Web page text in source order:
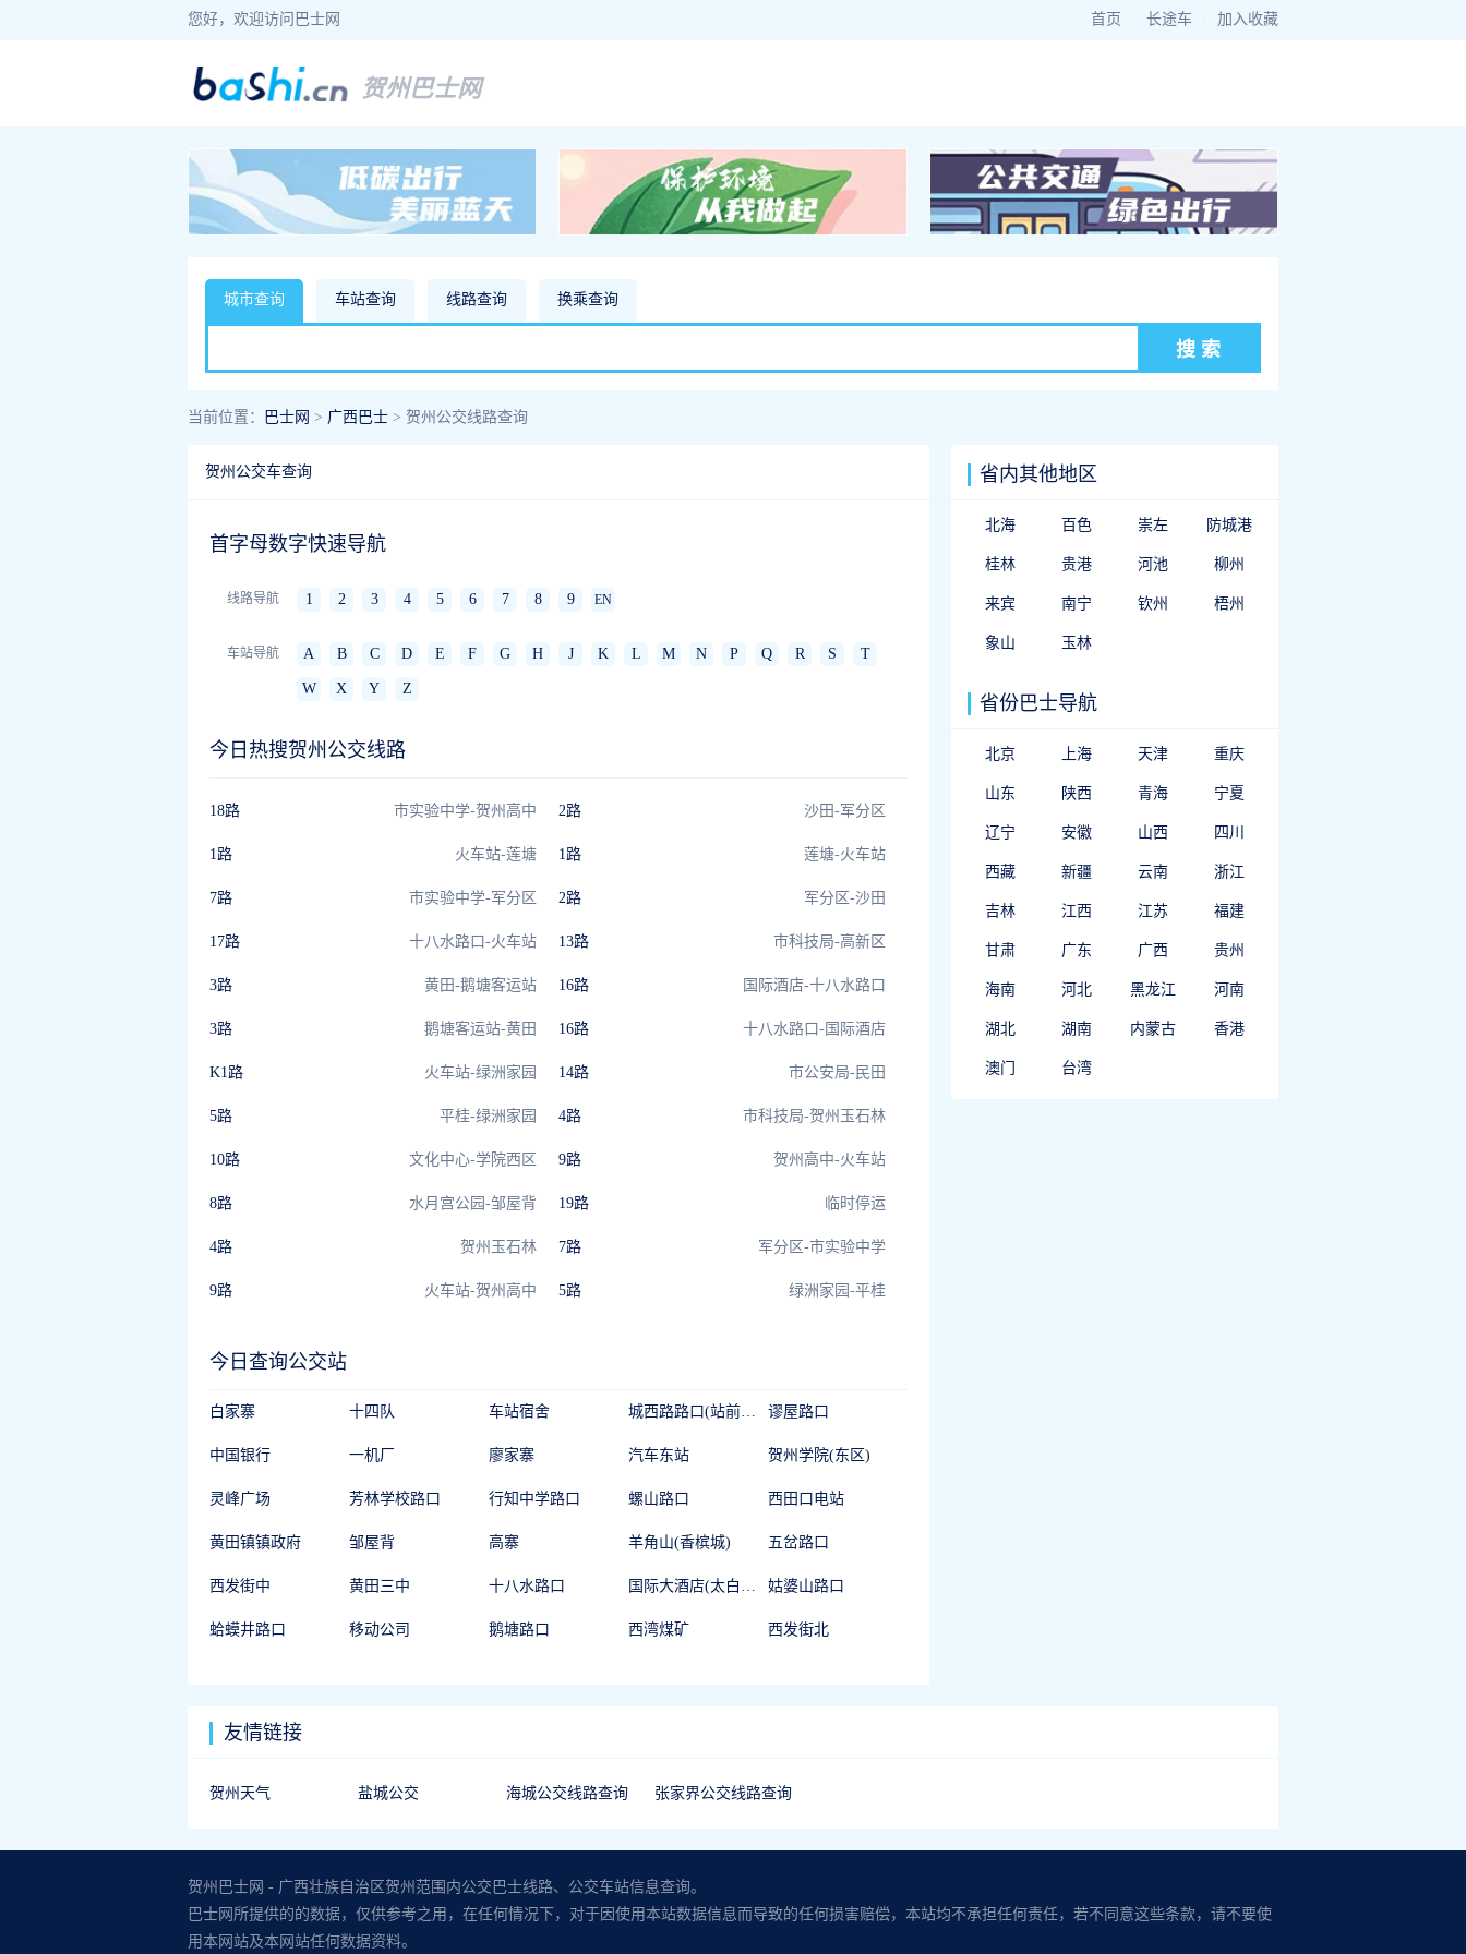
您好，欢迎访问巴士网 首页 长途车 加入收藏
贺州巴士网
城市查询 车站查询 线路查询 换乘查询
当前位置： 巴士网 > 广西巴士 > 贺州公交线路查询
贺州公交车查询
首字母数字快速导航
线路导航 1 2 3 4 5 6 7 8 9 EN
车站导航 A B C D E F G H J K L M N P Q R S T
W X Y Z
今日热搜贺州公交线路
18路 市实验中学-贺州高中 2路 沙田-军分区
1路 火车站-莲塘 1路 莲塘-火车站
7路 市实验中学-军分区 2路 军分区-沙田
17路 十八水路口-火车站 13路 市科技局-高新区
3路 黄田-鹅塘客运站 16路 国际酒店-十八水路口
3路 鹅塘客运站-黄田 16路 十八水路口-国际酒店
K1路 火车站-绿洲家园 14路 市公安局-民田
5路 平桂-绿洲家园 4路 市科技局-贺州玉石林
10路 文化中心-学院西区 9路 贺州高中-火车站
8路 水月宫公园-邹屋背 19路 临时停运
4路 贺州玉石林 7路 军分区-市实验中学
9路 火车站-贺州高中 5路 绿洲家园-平桂
今日查询公交站
白家寨 十四队 车站宿舍 城西路路口(站前大道) 谬屋路口
中国银行 一机厂 廖家寨 汽车东站 贺州学院(东区)
灵峰广场 芳林学校路口 行知中学路口 螺山路口 西田口电站
黄田镇镇政府 邹屋背 高寨 羊角山(香槟城) 五岔路口
西发街中 黄田三中 十八水路口 国际大酒店(太白西路) 姑婆山路口
蛤蟆井路口 移动公司 鹅塘路口 西湾煤矿 西发街北
省内其他地区
北海 百色 崇左 防城港
桂林 贵港 河池 柳州
来宾 南宁 钦州 梧州
象山 玉林
省份巴士导航
北京 上海 天津 重庆
山东 陕西 青海 宁夏
辽宁 安徽 山西 四川
西藏 新疆 云南 浙江
吉林 江西 江苏 福建
甘肃 广东 广西 贵州
海南 河北 黑龙江 河南
湖北 湖南 内蒙古 香港
澳门 台湾
友情链接
贺州天气 盐城公交 海城公交线路查询 张家界公交线路查询
贺州巴士网 - 广西壮族自治区贺州范围内公交巴士线路、公交车站信息查询。
巴士网所提供的的数据，仅供参考之用，在任何情况下，对于因使用本站数据信息而导致的任何损害赔偿，本站均不承担任何责任，若不同意这些条款，请不要使
用本网站及本网站任何数据资料。